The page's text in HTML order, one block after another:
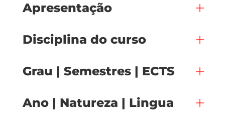
Apresentação
Disciplina do curso
Grau | Semestres | ECTS
Ano | Natureza | Lingua